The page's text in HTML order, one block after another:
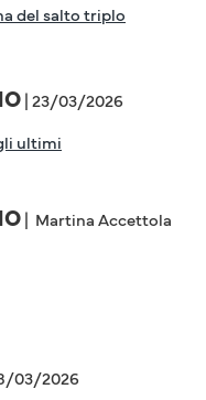
del salto triplo
| 23/03/2026
ultimi
| Martina Accettola
03/2026